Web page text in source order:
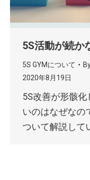
5S活動が続か
5S GYMについて
2020年8月19日
5S改善が形骸
いのはなぜなの
ついて解説して